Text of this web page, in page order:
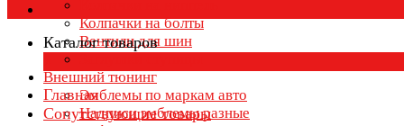
Колпачки на болты
Вентили для шин
Внешний тюнинг
Эмблемы по маркам авто
Надписи эмблемы разные
Каталог товаров
Главная
Сопутствующие товары